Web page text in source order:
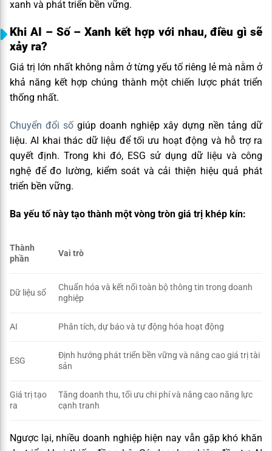
xanh và phát triển bền vững.
Khi AI – Số – Xanh kết hợp với nhau, điều gì sẽ
xảy ra?
Giá trị lớn nhất không nằm ở từng yếu tố riêng lẻ mà nằm ở
khả năng kết hợp chúng thành một chiến lược phát triển
thống nhất.
Chuyển đổi số giúp doanh nghiệp xây dựng nền tảng dữ
liệu. AI khai thác dữ liệu để tối ưu hoạt động và hỗ trợ ra
quyết định. Trong khi đó, ESG sử dụng dữ liệu và công
nghệ để đo lường, kiểm soát và cải thiện hiệu quả phát
triển bền vững.
Ba yếu tố này tạo thành một vòng tròn giá trị khép kín:
Thành
phần
Vai trò
Dữ liệu số
Chuẩn hóa và kết nối toàn bộ thông tin trong doanh
nghiệp
AI Phân tích, dự báo và tự động hóa hoạt động
ESG
Định hướng phát triển bền vững và nâng cao giá trị tài
sản
Giá trị tạo
ra
Tăng doanh thu, tối ưu chi phí và nâng cao năng lực
cạnh tranh
Ngược lại, nhiều doanh nghiệp hiện nay vẫn gặp khó khăn